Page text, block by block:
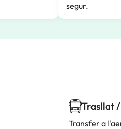
segur.
Trasllat
Transfer a